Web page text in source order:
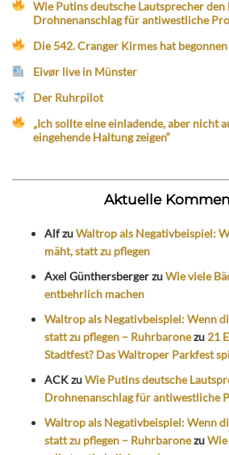
Wie Putins deutsche Lautsprecher den
Drohnenanschlag für antiwestliche
Die 542. Cranger Kirmes hat begonnen
Eivør live in Münster
Der Ruhrpilot
„Ich sollte eine einladende, aber nicht
eingehende Haltung zeigen“
Aktuelle
AlfzuWaltrop als Negativbeispiel:
mäht, statt zu pflegen
Axel GünthersbergerzuWie viele
entbehrlich machen
Waltrop als Negativbeispiel: Wenn
statt zu pflegen – Ruhrbaronezu 21
Stadtfest? Das Waltroper Parkfest
ACKzuWie Putins deutsche
Drohnenanschlag für antiwestliche
Waltrop als Negativbeispiel: Wenn
statt zu pflegen – RuhrbaronezuWie